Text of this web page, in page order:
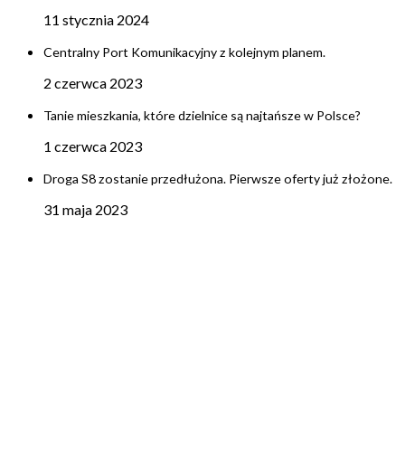
11 stycznia 2024
Centralny Port Komunikacyjny z kolejnym planem.
2 czerwca 2023
Tanie mieszkania, które dzielnice są najtańsze w Polsce?
1 czerwca 2023
Droga S8 zostanie przedłużona. Pierwsze oferty już złożone.
31 maja 2023